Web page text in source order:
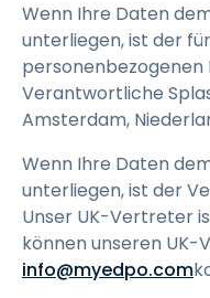
Wenn Ihre Daten
unterliegen, ist der
Verantwortliche
Amsterdam,
Wenn Ihre Daten
unterliegen, ist der
Unser UK-Vertreter
können unseren
info@myedpo.com